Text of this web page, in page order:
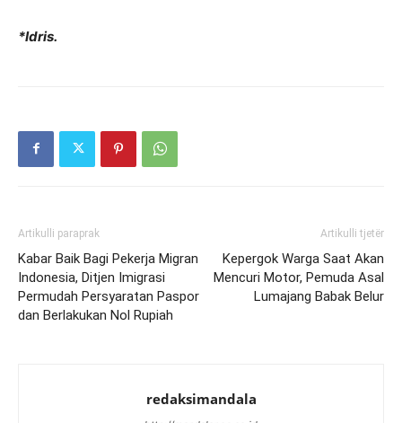
*Idris.
Artikulli paraprak
Kabar Baik Bagi Pekerja Migran
Indonesia, Ditjen Imigrasi
Permudah Persyaratan Paspor
dan Berlakukan Nol Rupiah
Artikulli tjetër
Kepergok Warga Saat Akan
Mencuri Motor, Pemuda Asal
Lumajang Babak Belur
redaksimandala